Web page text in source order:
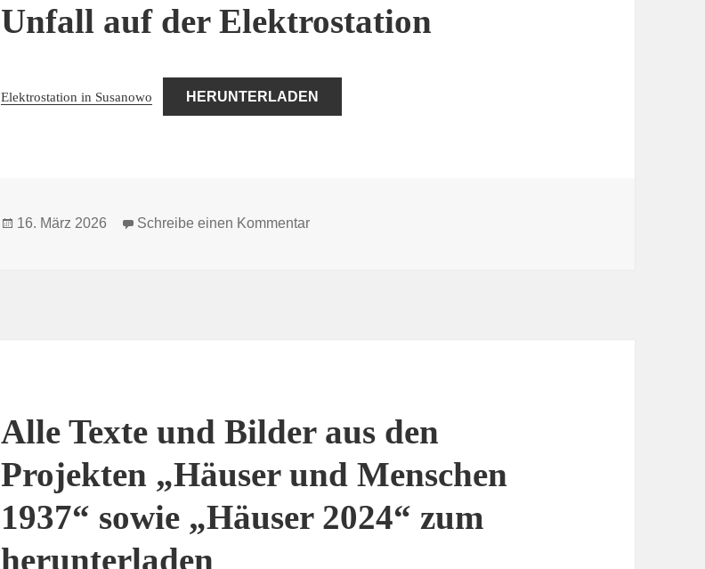
Unfall auf der Elektrostation
Elektrostation in Susanowo HERUNTERLADEN
Veröffentlicht
16. März 2026 Schreibe einen Kommentarzu Unfall auf der Elektrostation
Alle Texte und Bilder aus den
Projekten „Häuser und Menschen
1937“ sowie „Häuser 2024“ zum
herunterladen